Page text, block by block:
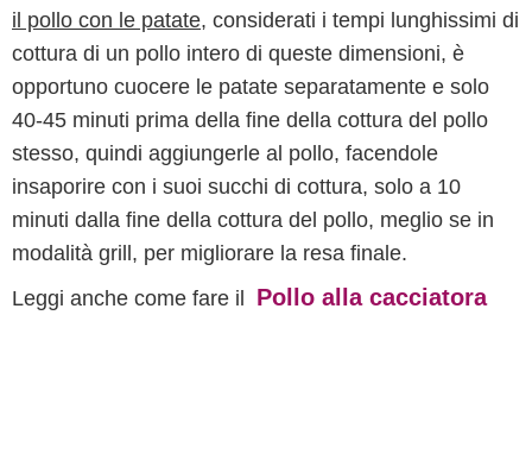
il pollo con le patate, considerati i tempi lunghissimi di
cottura di un pollo intero di queste dimensioni, è
opportuno cuocere le patate separatamente e solo
40-45 minuti prima della fine della cottura del pollo
stesso, quindi aggiungerle al pollo, facendole
insaporire con i suoi succhi di cottura, solo a 10
minuti dalla fine della cottura del pollo, meglio se in
modalità grill, per migliorare la resa finale.
Leggi anche come fare il Pollo alla cacciatora